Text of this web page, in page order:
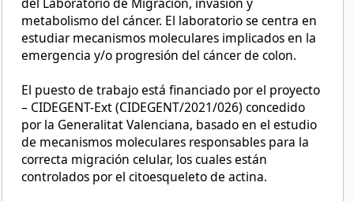
metabolismo del cáncer. El laboratorio se centra en
estudiar mecanismos moleculares implicados en la
emergencia y/o progresión del cáncer de colon.
El puesto de trabajo está financiado por el proyecto
– CIDEGENT-Ext (CIDEGENT/2021/026) concedido
por la Generalitat Valenciana, basado en el estudio
de mecanismos moleculares responsables para la
correcta migración celular, los cuales están
controlados por el citoesqueleto de actina.